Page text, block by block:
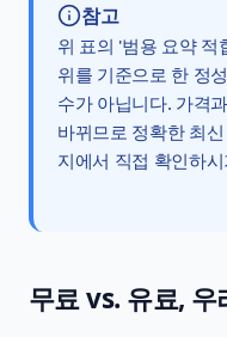
참고
위 표의 '범용 요약 적
위를 기준으로 한 정
수가 아닙니다. 가격
바뀌므로 정확한 최
지에서 직접 확인하
무료 vs. 유료,